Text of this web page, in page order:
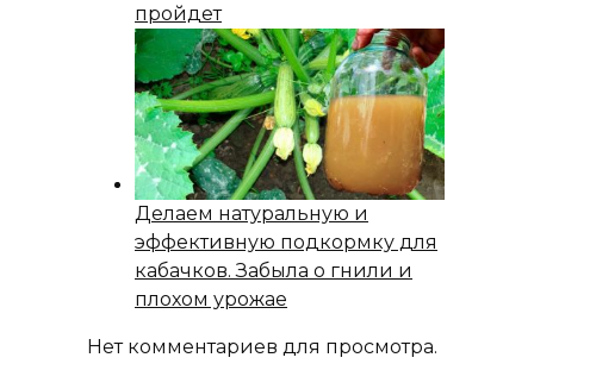
пройдет
Делаем натуральную и
эффективную подкормку для
кабачков. Забыла о гнили и
плохом урожае
Нет комментариев для просмотра.